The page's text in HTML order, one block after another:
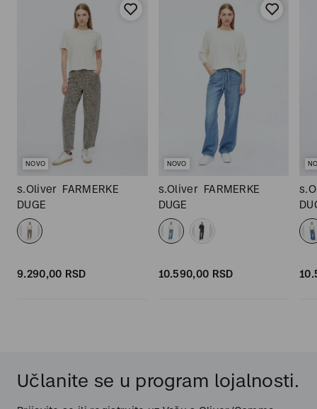
NOVO
s.Oliver FARMERKE
DUGE
9.290,00 RSD
NOVO
s.Oliver FARMERKE
DUGE
10.590,00 RSD
Učlanite se u program lojalnosti.